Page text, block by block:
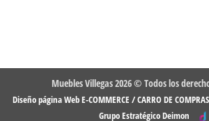
Muebles Villegas 2026 © Todos los
Diseño página Web E-COMMERCE / CARRO DE
Grupo Estratégico Deimon